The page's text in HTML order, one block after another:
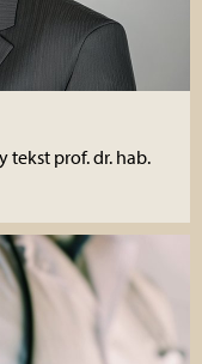
tekst prof. dr. hab.